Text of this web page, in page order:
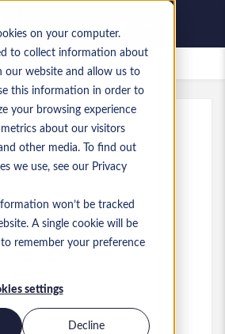
on your computer.
to collect information about
our website and allow us to
this information in order to
your browsing experience
about our visitors
other media. To find out
we use, see our Privacy
won’t be tracked
A single cookie will be
remember your preference
settings
Decline
Empleos guardados